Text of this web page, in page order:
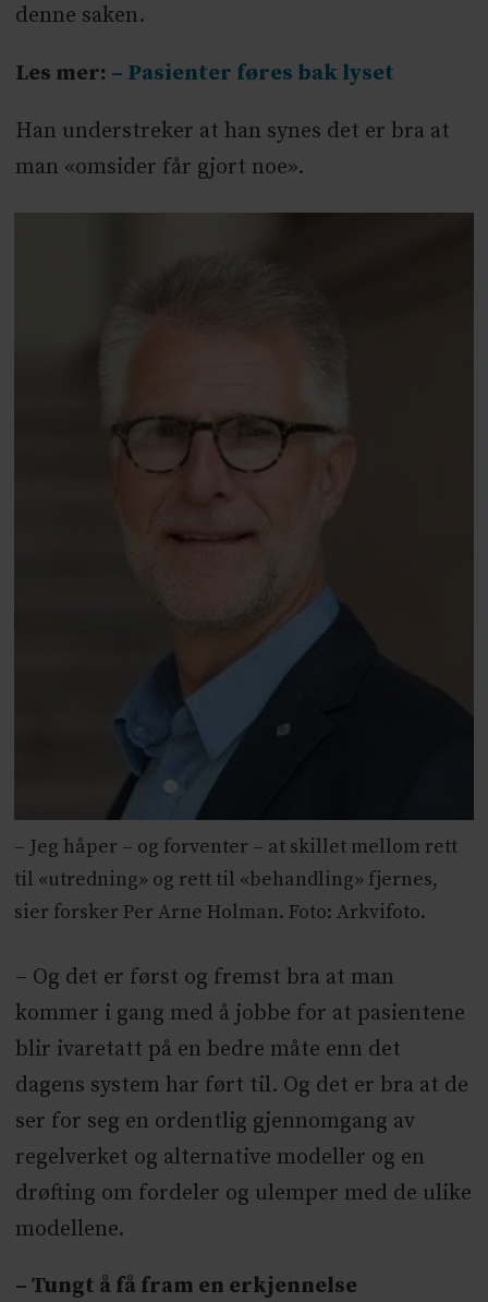
denne saken.
Les mer: – Pasienter føres bak lyset
Han understreker at han synes det er bra at
man «omsider får gjort noe».
– Jeg håper – og forventer – at skillet mellom rett
til «utredning» og rett til «behandling» fjernes,
sier forsker Per Arne Holman. Foto: Arkvifoto.
– Og det er først og fremst bra at man
kommer i gang med å jobbe for at pasientene
blir ivaretatt på en bedre måte enn det
dagens system har ført til. Og det er bra at de
ser for seg en ordentlig gjennomgang av
regelverket og alternative modeller og en
drøfting om fordeler og ulemper med de ulike
modellene.
– Tungt å få fram en erkjennelse